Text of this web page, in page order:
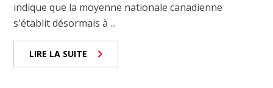
indique que la moyenne nationale canadienne
s'établit désormais à ...
LIRE LA SUITE